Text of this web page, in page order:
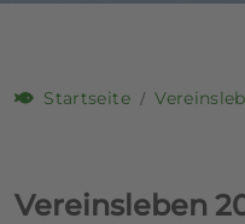
Startseite
Vereinsleben